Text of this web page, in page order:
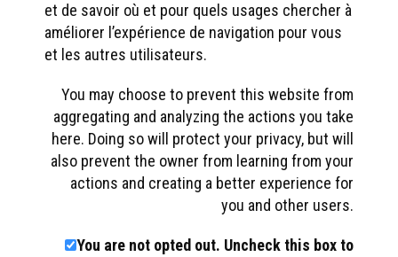
et de savoir où et pour quels usages chercher à
améliorer l’expérience de navigation pour vous
et les autres utilisateurs.
You may choose to prevent this website from
aggregating and analyzing the actions you take
here. Doing so will protect your privacy, but will
also prevent the owner from learning from your
actions and creating a better experience for
you and other users.
You are not opted out. Uncheck this box to